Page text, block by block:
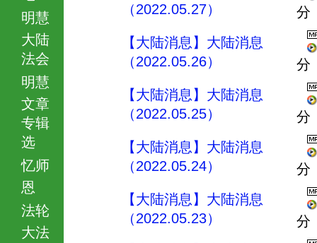
明慧
大陆
法会
明慧
文章
专辑
选
忆师
恩
法轮
大法
（2022.05.27）
分
【大陆消息】大陆消息
（2022.05.26）
分
【大陆消息】大陆消息
（2022.05.25）
分
【大陆消息】大陆消息
（2022.05.24）
分
【大陆消息】大陆消息
（2022.05.23）
分